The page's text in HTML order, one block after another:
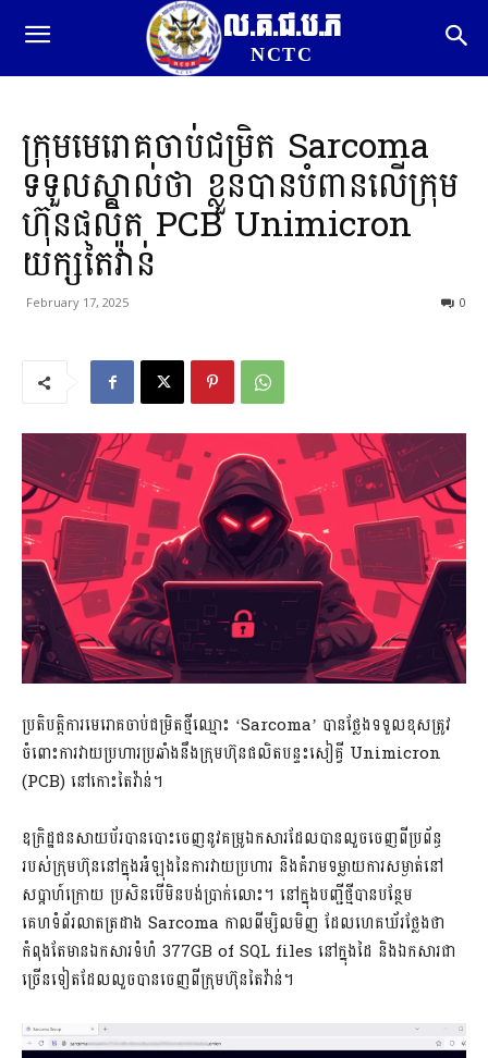
ល.គ.ជ.ប.ភ
NCTC
ក្រុមមេរោគចាប់ជម្រិត Sarcoma
ទទួលស្គាល់ថា ខ្លួនបានបំពានលើក្រុម
ហ៊ុនផលិត PCB Unimicron
យក្សតៃវ៉ាន់
February 17, 2025 0
ប្រតិបត្តិការមេរោគចាប់ជម្រិតថ្មីឈ្មោះ ‘Sarcoma’ បានថ្លែងទទួលខុសត្រូវ
ចំពោះការវាយប្រហារប្រឆាំងនឹងក្រុមហ៊ុនផលិតបន្ទះសៀគ្វី Unimicron
(PCB) នៅកោះតៃវ៉ាន់។
ឧក្រិដ្ឋជនសាយប័របានបោះចេញនូវគម្រូឯកសារដែលបានលួចចេញពីប្រព័ន្ធ
របស់ក្រុមហ៊ុននៅក្នុងអំឡុងនៃការវាយប្រហារ និងគំរាមទម្លាយការសម្ងាត់នៅ
សប្តាហ៍ក្រោយ ប្រសិនបើមិនបង់ប្រាក់លោះ។ នៅក្នុងបញ្ជីថ្មីបានបន្ថែម
គេហទំព័រលាតត្រដាង Sarcoma កាលពីម្សិលមិញ ដែលហេគឃ័រថ្លែងថា
កំពុងតែមានឯកសារទំហំ 377GB of SQL files នៅក្នុងដៃ និងឯកសារជា
ច្រើនទៀតដែលលួចបានចេញពីក្រុមហ៊ុនតៃវ៉ាន់។